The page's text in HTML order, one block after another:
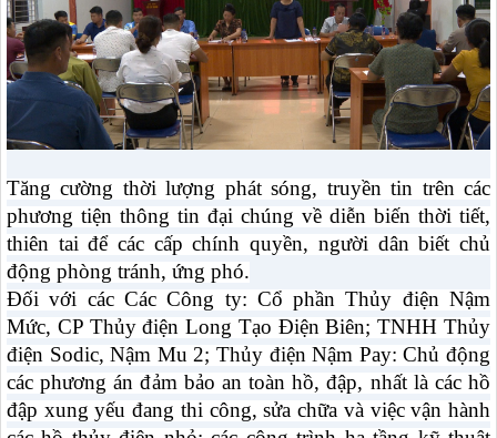
Tăng cường thời lượng phát sóng, truyền tin trên các
phương tiện thông tin đại chúng về diễn biến thời tiết,
thiên tai để các cấp chính quyền, người dân biết chủ
động phòng tránh, ứng phó.
Đối với các Các Công ty: Cổ phần Thủy điện Nậm
Mức, CP Thủy điện Long Tạo Điện Biên; TNHH Thủy
điện Sodic, Nậm Mu 2; Thủy điện Nậm Pay: Chủ động
các phương án đảm bảo an toàn hồ, đập, nhất là các hồ
đập xung yếu đang thi công, sửa chữa và việc vận hành